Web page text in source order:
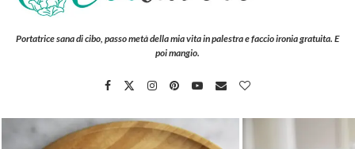
Portatrice sana di cibo, passo metà della mia vita in palestra e faccio ironia gratuita. E
poi mangio.